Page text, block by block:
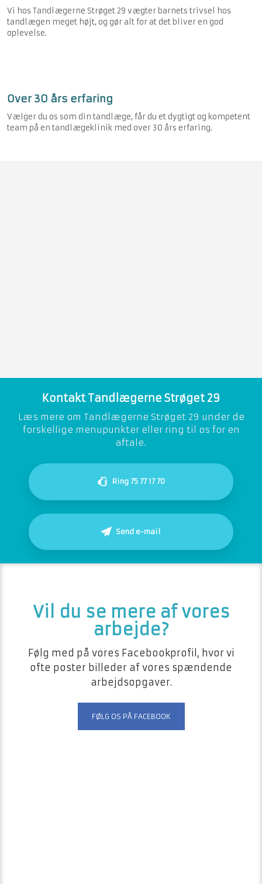
Vi hos Tandlægerne Strøget 29 vægter barnets trivsel hos
tandlægen meget højt, og gør alt for at det bliver en god
oplevelse.
Over 30 års erfaring
Vælger du os som din tandlæge, får du et dygtigt og kompetent
team på en tandlægeklinik med over 30 års erfaring.
Kontakt Tandlægerne Strøget 29
​Læs mere om Tandlægerne Strøget 29 under de
forskellige menupunkter eller ring til os for en
aftale.​​
Ring 75 77 17 70
Send e-mail
​​Vil du se mere af vores
arbejde?
Følg med på vores Facebookprofil, hvor vi
ofte poster billeder af vores spændende
arbejdsopgaver.
FØLG OS PÅ FACEBOOK​